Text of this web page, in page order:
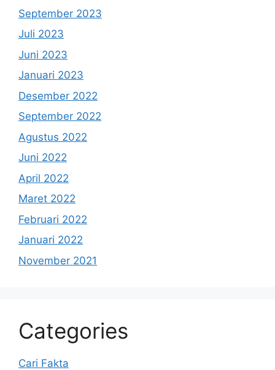
September 2023
Juli 2023
Juni 2023
Januari 2023
Desember 2022
September 2022
Agustus 2022
Juni 2022
April 2022
Maret 2022
Februari 2022
Januari 2022
November 2021
Categories
Cari Fakta